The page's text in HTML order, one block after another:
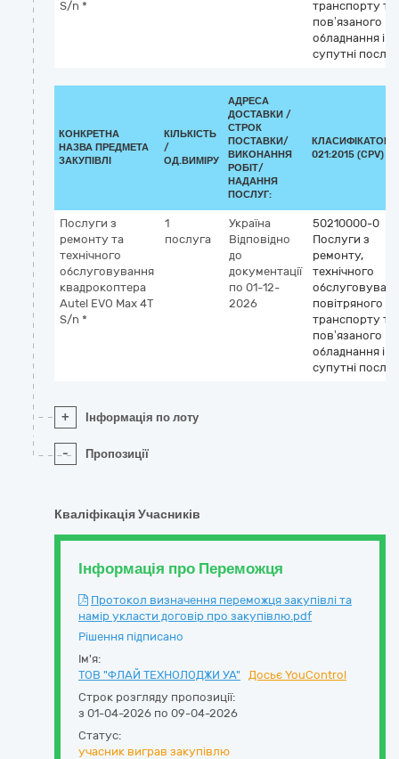
S/n *
транспорту та
пов’язаного
обладнання і
супутні
КОНКРЕТНА
НАЗВА ПРЕДМЕТА
ЗАКУПІВЛІ
КІЛЬКІСТЬ
/
ОД.ВИМІРУ
АДРЕСА
ДОСТАВКИ /
СТРОК
ПОСТАВКИ/
ВИКОНАННЯ
РОБІТ/
НАДАННЯ
ПОСЛУГ:
КЛАСИФІКАТОР
021:2015 (CPV)
Послуги з
ремонту та
технічного
обслуговування
квадрокоптера
Autel EVO Max 4T
S/n *
1
послуга
Україна
Відповідно
до
документації
по 01-12-
2026
50210000-0
Послуги з
ремонту,
технічного
повітряного
транспорту та
пов’язаного
обладнання і
супутні
+ Інформація по лоту
- Пропозиції
Кваліфікація Учасників
Інформація про Переможця
Протокол визначення переможця закупівлі та
намір укласти договір про закупівлю.pdf
Рішення підписано
Ім'я:
ТОВ "ФЛАЙ ТЕХНОЛОДЖИ УА"
Досьє YouControl
Строк розгляду пропозиції:
з 01-04-2026 по 09-04-2026
Статус:
учасник виграв закупівлю